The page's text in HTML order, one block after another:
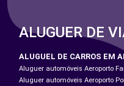
ALUGUER DE
ALUGUEL DE CARROS EM
Aluguer automóveis Aeroporto
Aluguer automóveis Aeroporto